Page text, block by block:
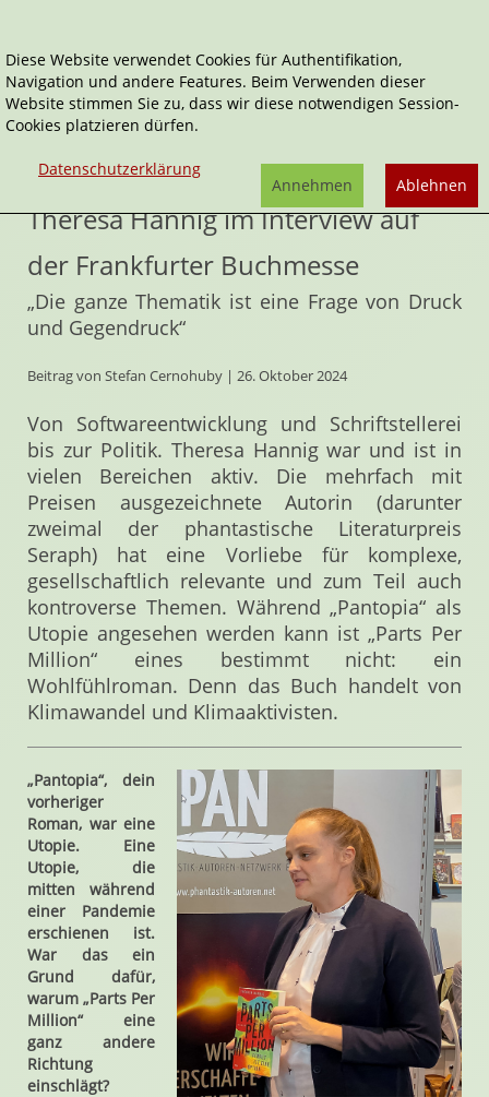
Home Interviews
Theresa Hannig im Interview auf der Frankfurter
Buchmesse
Theresa Hannig im Interview auf
der Frankfurter Buchmesse
„Die ganze Thematik ist eine Frage von Druck
und Gegendruck“
Beitrag von Stefan Cernohuby | 26. Oktober 2024
Von Softwareentwicklung und Schriftstellerei
bis zur Politik. Theresa Hannig war und ist in
vielen Bereichen aktiv. Die mehrfach mit
Preisen ausgezeichnete Autorin (darunter
zweimal der phantastische Literaturpreis
Seraph) hat eine Vorliebe für komplexe,
gesellschaftlich relevante und zum Teil auch
kontroverse Themen. Während „Pantopia“ als
Utopie angesehen werden kann ist „Parts Per
Million“ eines bestimmt nicht: ein
Wohlfühlroman. Denn das Buch handelt von
Klimawandel und Klimaaktivisten.
„Pantopia“, dein
vorheriger
Roman, war eine
Utopie. Eine
Utopie, die
mitten während
einer Pandemie
erschienen ist.
War das ein
Grund dafür,
warum „Parts Per
Million“ eine
ganz andere
Richtung
einschlägt?
Diese Website verwendet Cookies für Authentifikation,
Navigation und andere Features. Beim Verwenden dieser
Website stimmen Sie zu, dass wir diese notwendigen Session-
Cookies platzieren dürfen.
Datenschutzerklärung
Ablehnen
Annehmen